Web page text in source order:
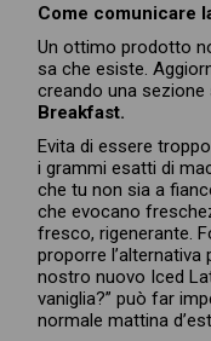
Come comunicare
Un ottimo prodotto
sa che esiste.
creando una
Breakfast.
Evita di essere
i grammi esatti di
che tu non sia a
che evocano
fresco, rigenerante.
proporre l’alternativa
nostro nuovo Iced
vaniglia?” può far
normale mattina